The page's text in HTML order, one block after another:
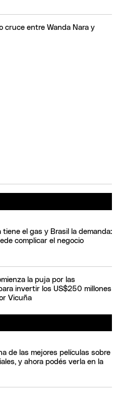
cruce entre Wanda Nara y
tiene el gas y Brasil la demanda:
complicar el negocio
la puja por las
invertir los US$250 millones
Vicuña
de las mejores películas sobre
y ahora podés verla en la